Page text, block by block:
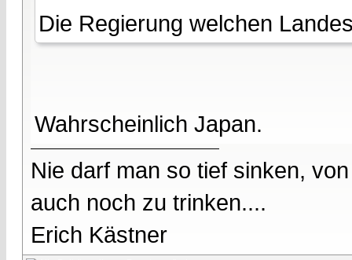
Die Regierung welchen
Wahrscheinlich Japan.
Nie darf man so tief sinken,
auch noch zu trinken....
Erich Kästner